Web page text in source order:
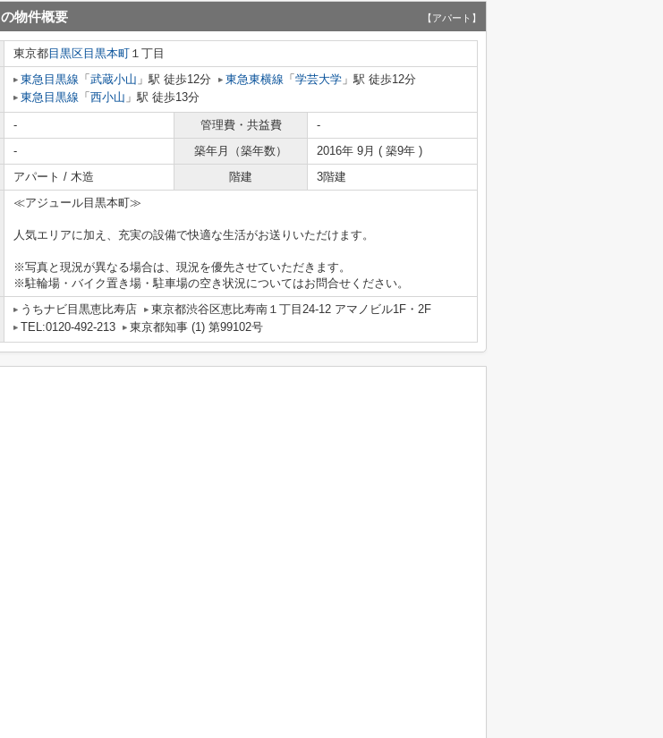
の物件概要 【アパート】
東京都目黒区目黒本町 １丁目
東急目黒線 「 武蔵小山 」駅 徒歩12分 東急東横線 「 学芸大学 」駅 徒歩12分
東急目黒線 「 西小山 」駅 徒歩13分
- 管理費・共益費
-
- 築年月（築年数）
2016年 9月 ( 築9年 )
アパート / 木造 階建 3階建
≪アジュール目黒本町≫
人気エリアに加え、充実の設備で快適な生活がお送りいただけます。
※写真と現況が異なる場合は、現況を優先させていただきます。
※駐輪場・バイク置き場・駐車場の空き状況についてはお問合せください。
うちナビ目黒恵比寿店
東京都渋谷区恵比寿南１丁目24-12 アマノビル1F・2F
TEL:0120-492-213
東京都知事 (1) 第99102号